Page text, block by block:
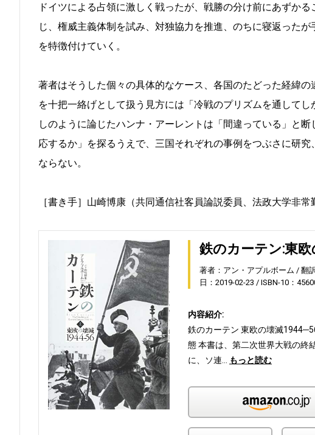
ドイツによる占領に激しく戦ったが、戦勝の分け前にあずか
じ、権威主義体制を試み、対独協力を推進、のちに寝返った
を特徴付けていく。
著者はそうした個々の具体的なケース、各国のたどった経緯
を十把一絡げとして扱う見方には「冷戦のプリズムを通して
しのように論じたハンナ・アーレントは「間違っている」と
応するか」を探るうえで、三国それぞれの事例をつぶさに研
ならない。
［書き手］山崎博康（共同通信社客員論説委員、法政大学非常
鉄のカーテン:東
著者：アン・アプルボーム 翻
日：2019-02-23
ISBN-10：
内容紹介:
鉄のカーテン 東欧の壊滅
態 本書は、第二次世界大戦の終
に、ソ連…
もっと読む